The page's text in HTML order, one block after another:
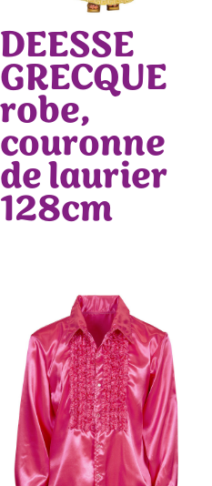
DEESSE
GRECQUE
robe,
couronne
de laurier
128cm